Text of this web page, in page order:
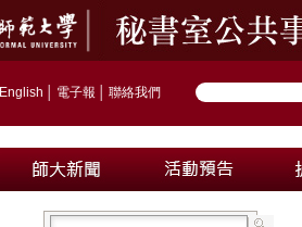
English 電子報 聯絡我們